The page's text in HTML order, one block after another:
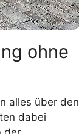
ohne
alles über den
dabei